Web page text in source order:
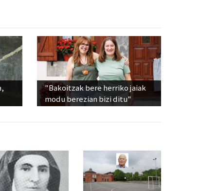
"Bakoitzak bere herriko jaiak
modu berezian bizi ditu"